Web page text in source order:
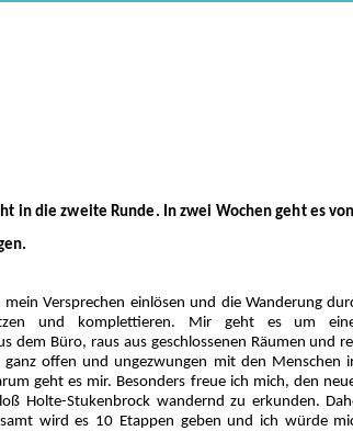
in die zweite Runde. In zwei Wochen geht es von
Versprechen einlösen und die Wanderung
und komplettieren. Mir geht es um
dem Büro, raus aus geschlossenen Räumen und
offen und ungezwungen mit den Menschen
geht es mir. Besonders freue ich mich, den
Holte-Stukenbrock wandernd zu erkunden.
wird es 10 Etappen geben und ich würde